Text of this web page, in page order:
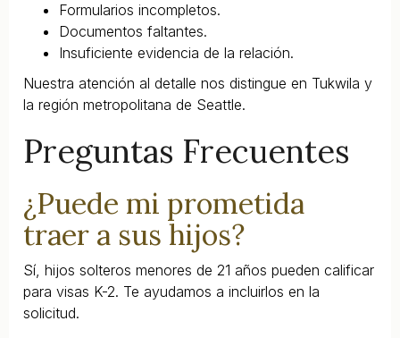
Formularios incompletos.
Documentos faltantes.
Insuficiente evidencia de la relación.
Nuestra atención al detalle nos distingue en Tukwila y
la región metropolitana de Seattle.
Preguntas Frecuentes
¿Puede mi prometida
traer a sus hijos?
Sí, hijos solteros menores de 21 años pueden calificar
para visas K-2. Te ayudamos a incluirlos en la
solicitud.